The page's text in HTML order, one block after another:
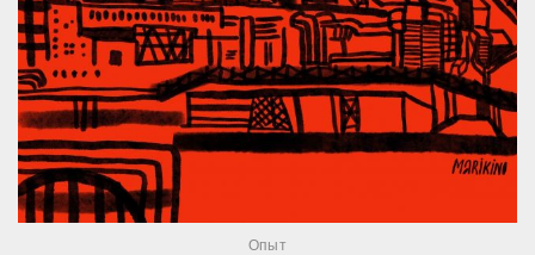
Опыт